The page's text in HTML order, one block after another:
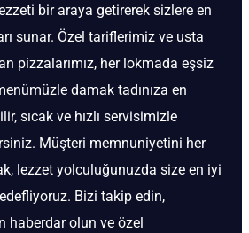
bir araya getirerek sizlere en
sunar. Özel tariflerimiz ve usta
pizzalarımız, her lokmada eşsiz
damak tadınıza en
sıcak ve hızlı servisimizle
Müşteri memnuniyetini her
lezzet yolculuğunuzda size en iyi
Bizi takip edin,
haberdar olun ve özel